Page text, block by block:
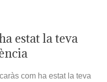
estat la teva
com ha estat la teva